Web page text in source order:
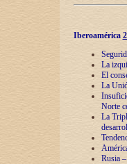
Iberoamérica
La
El
La
Norte
La
Rusia